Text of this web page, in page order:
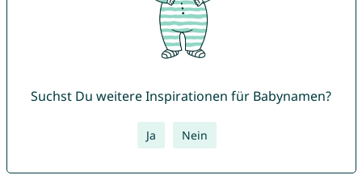
Suchst Du weitere Inspirationen für Babynamen?
Ja Nein